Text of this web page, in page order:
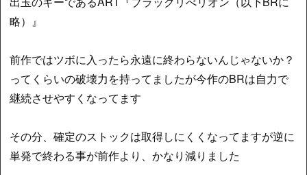
略）』
前作ではツボに入ったら永遠に終わらないんじゃないか？
ってくらいの破壊力を持ってましたが今作のBRは自力で
継続させやすくなってます
その分、確定のストックは取得しにくくなってますが逆に
単発で終わる事が前作より、かなり減りました